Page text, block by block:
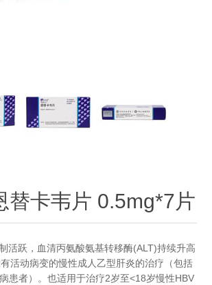
替卡韦片 0.5mg*7片
活跃，血清丙氨酸氨基转移酶(ALT)持续升高
活动病变的慢性成人乙型肝炎的治疗（包括
患者）。也适用于治疗2岁至<18岁慢性HBV